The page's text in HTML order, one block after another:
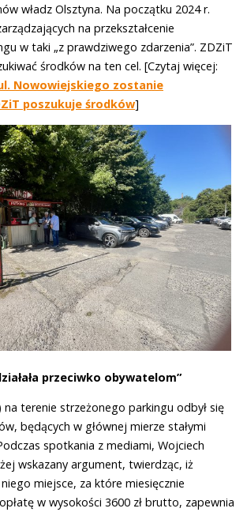
władz Olsztyna. Na początku 2024 r.
na przekształcenie
w taki „z prawdziwego zdarzenia”. ZDZiT
środków na ten cel. [Czytaj więcej:
Nowowiejskiego zostanie
poszukuje środków]
przeciwko obywatelom”
terenie strzeżonego parkingu odbył się
będących w głównej mierze stałymi
spotkania z mediami, Wojciech
wskazany argument, twierdząc, iż
miejsce, za które miesięcznie
w wysokości 3600 zł brutto, zapewnia